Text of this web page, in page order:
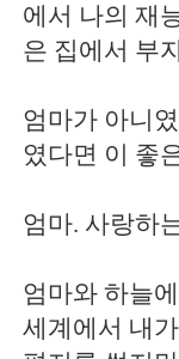
에서 나의 재
은 집에서 부
엄마가 아니
였다면 이 좋
엄마. 사랑하
엄마와 하늘
세계에서 내